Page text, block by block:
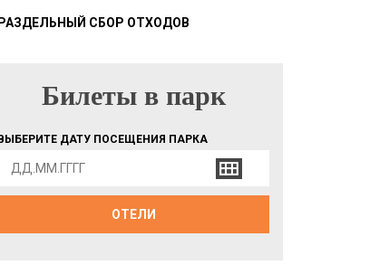
РАЗДЕЛЬНЫЙ СБОР ОТХОДОВ
БИЛЕТЫ В ПАРК
Билеты в парк
ВЫБЕРИТЕ ДАТУ ПОСЕЩЕНИЯ ПАРКА
ОТЕЛИ